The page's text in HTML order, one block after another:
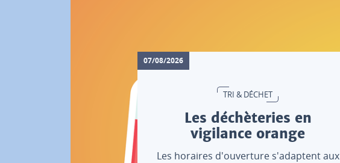
07/08/2026
TRI & DÉCHET
Les déchèteries en
vigilance orange
Les horaires d'ouverture s'adaptent aux